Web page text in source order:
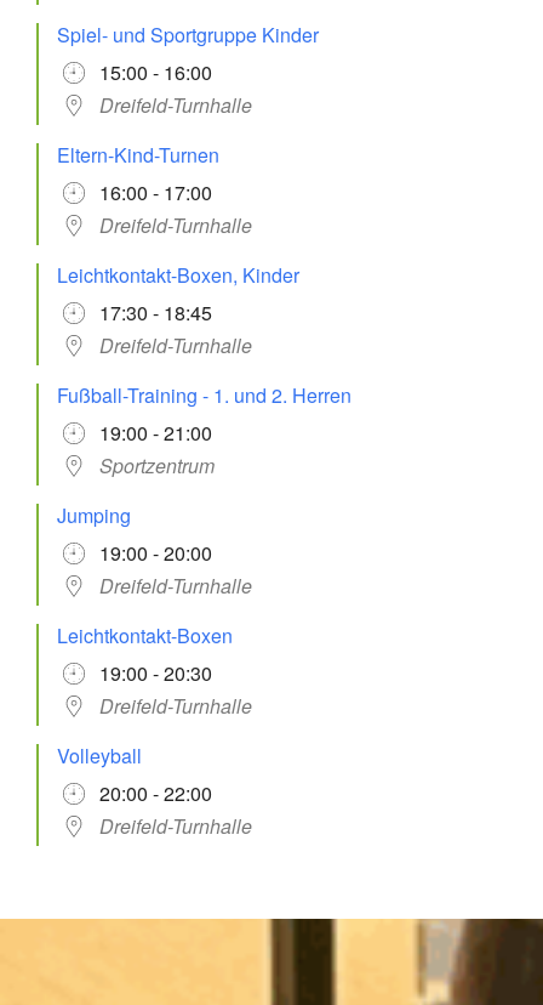
Spiel- und Sportgruppe Kinder
15:00 - 16:00
Dreifeld-Turnhalle
Eltern-Kind-Turnen
16:00 - 17:00
Dreifeld-Turnhalle
Leichtkontakt-Boxen, Kinder
17:30 - 18:45
Dreifeld-Turnhalle
Fußball-Training - 1. und 2. Herren
19:00 - 21:00
Sportzentrum
Jumping
19:00 - 20:00
Dreifeld-Turnhalle
Leichtkontakt-Boxen
19:00 - 20:30
Dreifeld-Turnhalle
Volleyball
20:00 - 22:00
Dreifeld-Turnhalle